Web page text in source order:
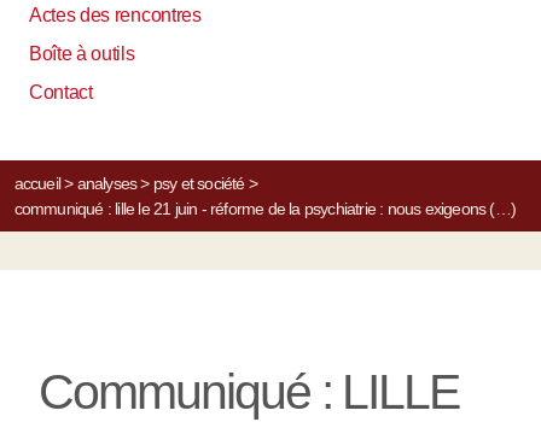
Actes des rencontres
Boîte à outils
Contact
accueil> analyses> psy et société>
communiqué : lille le 21 juin - réforme de la psychiatrie : nous exigeons (…)
Communiqué : LILLE